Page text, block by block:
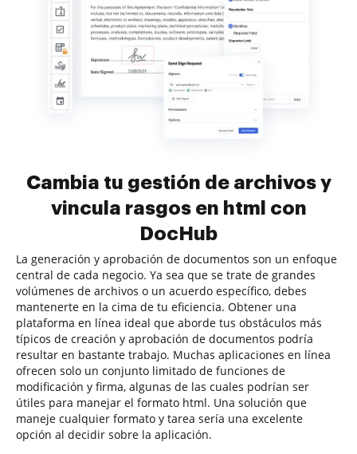
Cambia tu gestión de archivos y
vincula rasgos en html con
DocHub
La generación y aprobación de documentos son un enfoque
central de cada negocio. Ya sea que se trate de grandes
volúmenes de archivos o un acuerdo específico, debes
mantenerte en la cima de tu eficiencia. Obtener una
plataforma en línea ideal que aborde tus obstáculos más
típicos de creación y aprobación de documentos podría
resultar en bastante trabajo. Muchas aplicaciones en línea
ofrecen solo un conjunto limitado de funciones de
modificación y firma, algunas de las cuales podrían ser
útiles para manejar el formato html. Una solución que
maneje cualquier formato y tarea sería una excelente
opción al decidir sobre la aplicación.